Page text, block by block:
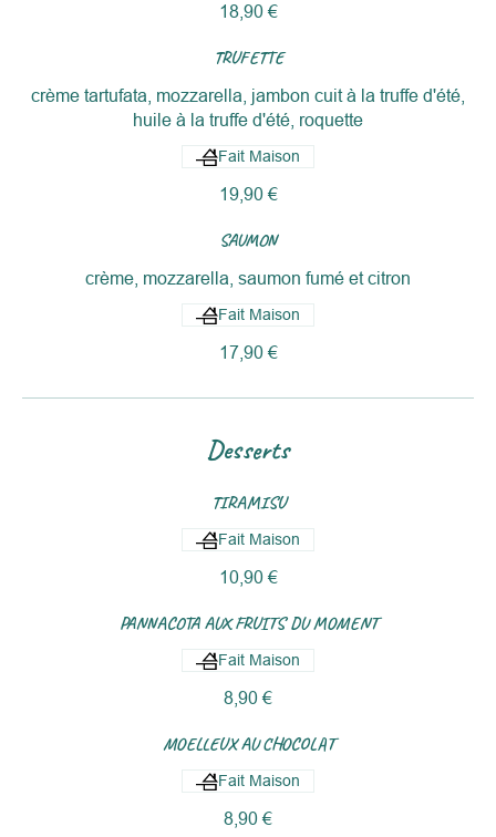
18,90 €
TRUFETTE
crème tartufata, mozzarella, jambon cuit à la truffe d'été,
huile à la truffe d'été, roquette
19,90 €
Fait Maison
SAUMON
crème, mozzarella, saumon fumé et citron
17,90 €
Fait Maison
Desserts
TIRAMISU
10,90 €
Fait Maison
PANNACOTA AUX FRUITS DU MOMENT
8,90 €
Fait Maison
MOELLEUX AU CHOCOLAT
8,90 €
Fait Maison